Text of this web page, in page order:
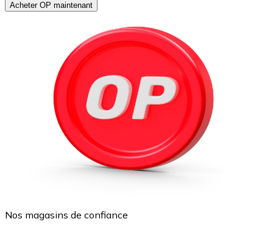
Acheter OP maintenant
Nos magasins de confiance